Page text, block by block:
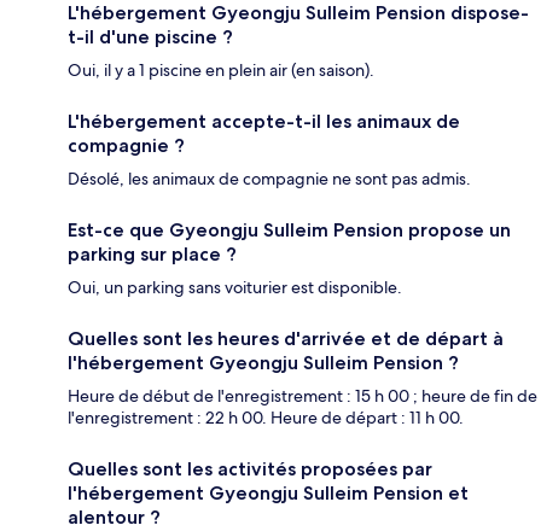
L'hébergement Gyeongju Sulleim Pension dispose-
t-il d'une piscine ?
Oui, il y a 1 piscine en plein air (en saison).
L'hébergement accepte-t-il les animaux de
compagnie ?
Désolé, les animaux de compagnie ne sont pas admis.
Est-ce que Gyeongju Sulleim Pension propose un
parking sur place ?
Oui, un parking sans voiturier est disponible.
Quelles sont les heures d'arrivée et de départ à
l'hébergement Gyeongju Sulleim Pension ?
Heure de début de l'enregistrement : 15 h 00 ; heure de fin de
l'enregistrement : 22 h 00. Heure de départ : 11 h 00.
Quelles sont les activités proposées par
l'hébergement Gyeongju Sulleim Pension et
alentour ?